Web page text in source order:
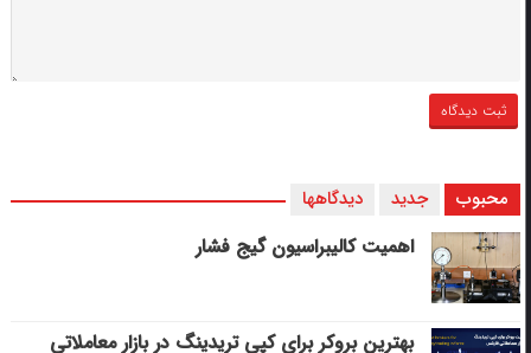
محبوب جدید دیدگاهها
اهمیت کالیبراسیون گیج فشار
بهترین بروکر برای کپی‌ تریدینگ در بازار معاملاتی